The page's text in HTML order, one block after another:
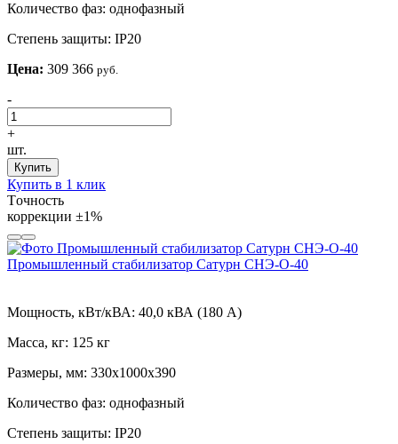
Количество фаз: однофазный
Степень защиты: IP20
Цена: 309 366 руб.
-
+
шт.
Купить
Купить в 1 клик
Tочность
коррекции ±1%
Промышленный стабилизатор Сатурн СНЭ-О-40
Мощность, кВт/кВА: 40,0 кВА (180 А)
Масса, кг: 125 кг
Размеры, мм: 330х1000х390
Количество фаз: однофазный
Степень защиты: IP20